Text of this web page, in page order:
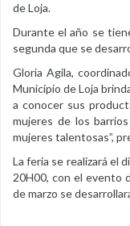
de Loja.
Durante el año se
segunda que se
Gloria Agila,
Municipio de Loja
a conocer sus
mujeres de los
mujeres talentosas”,
La feria se realizará el
20H00, con el evento
de marzo se